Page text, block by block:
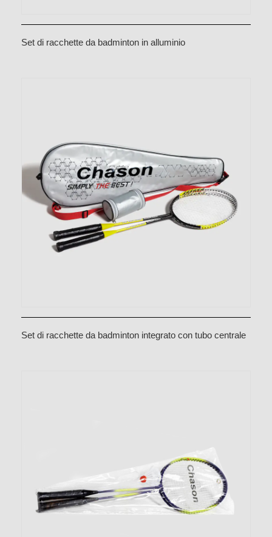
Set di racchette da badminton in alluminio
Set di racchette da badminton integrato con tubo centrale